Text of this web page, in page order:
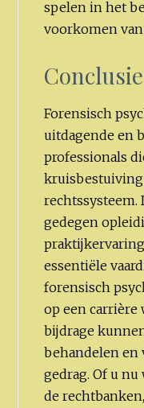
spelen in het
voorkomen
Conclusie
Forensisch
uitdagende en
professionals
rechtssysteem.
gedegen
essentiële
forensisch
op een carrière
bijdrage
behandelen
gedrag. Of u
de